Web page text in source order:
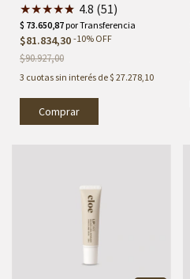
★★★★★
★ 4.8 (51)
$81.834,30 -10% OFF
$90.927,00
3 cuotas sin interés de$ 27.278,10
Comprar